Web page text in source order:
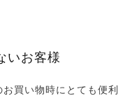
いお客様
買い物時にとても便利